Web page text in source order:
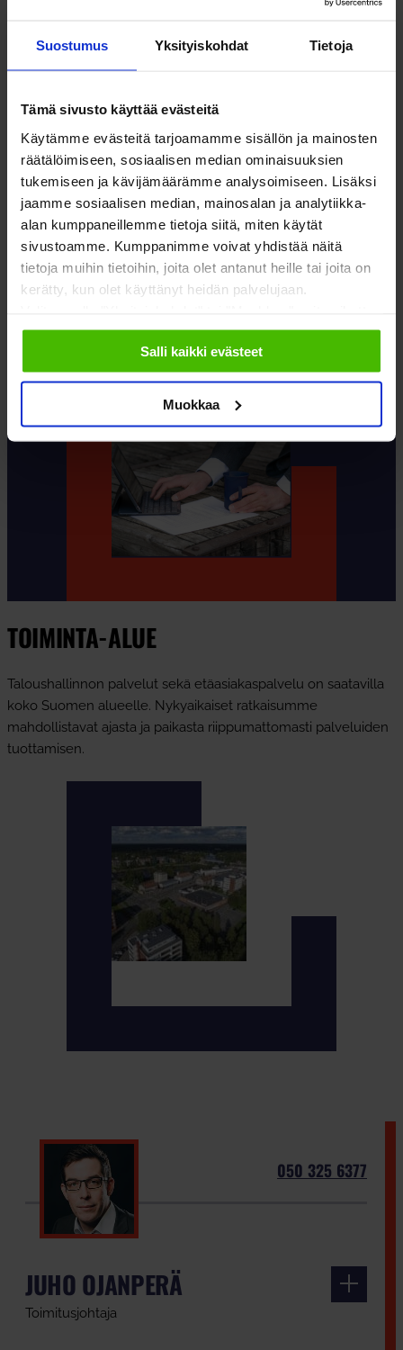
Suostumus Yksityiskohdat Tietoja
Tämä sivusto käyttää evästeitä
Käytämme evästeitä tarjoamamme sisällön ja mainosten
räätälöimiseen, sosiaalisen median ominaisuuksien
tukemiseen ja kävijämäärämme analysoimiseen. Lisäksi
jaamme sosiaalisen median, mainosalan ja analytiikka-
alan kumppaneillemme tietoja siitä, miten käytät
sivustoamme. Kumppanimme voivat yhdistää näitä
tietoja muihin tietoihin, joita olet antanut heille tai joita on
kerätty, kun olet käyttänyt heidän palvelujaan.
sallimiisi evästeisiin.
Salli kaikki evästeet
Muokkaa
– PAREMPAA TEKEMISTÄ JA ASIAKASPALVELUA
TULE MUKAAN HYVÄÄN JOUKKOON.
PYYDÄ TARJOUS JO TÄNÄÄN
TOIMINTA-ALUE
Taloushallinnon palvelut sekä etäasiakaspalvelu on saatavilla
koko Suomen alueelle. Nykyaikaiset ratkaisumme
mahdollistavat ajasta ja paikasta riippumattomasti palveluiden
tuottamisen.
050 325 6377
JUHO OJANPERÄ
Toimitusjohtaja